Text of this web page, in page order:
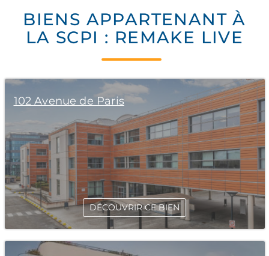
BIENS APPARTENANT À
LA SCPI : REMAKE LIVE
102 Avenue de Paris
DÉCOUVRIR CE BIEN